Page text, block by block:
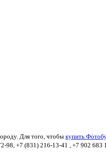
Для того, чтобы купить
98, +7 (831) 216-13-41 , +7 902 683